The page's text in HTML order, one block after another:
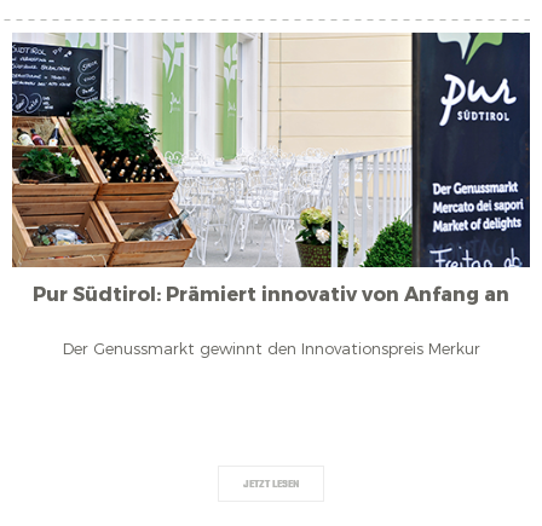
Pur Südtirol: Prämiert innovativ von Anfang an
Der Genussmarkt gewinnt den Innovationspreis Merkur
JETZT LESEN